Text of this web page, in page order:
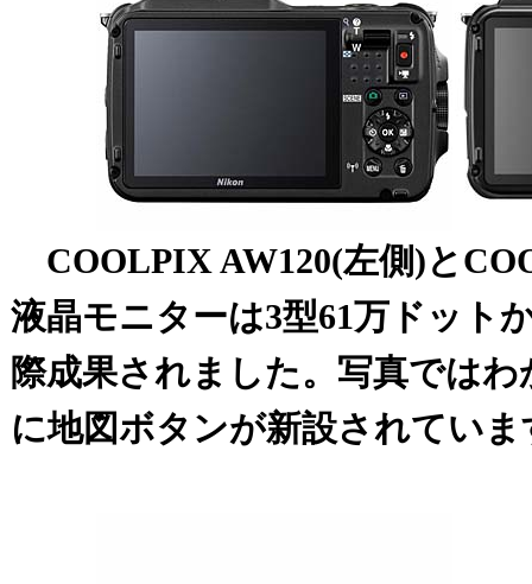
COOLPIX AW120(左側)と
液晶モニターは3型61万ドット
際成果されました。写真では
に地図ボタンが新設されていま